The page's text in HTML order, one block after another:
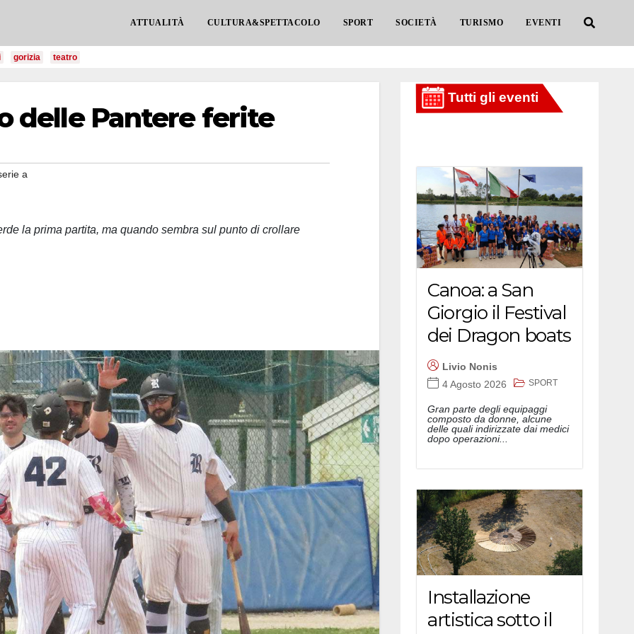
ATTUALITÀ CULTURA&SPETTACOLO SPORT SOCIETÀ TURISMO EVENTI
gorizia teatro
delle Pantere ferite
a
la prima partita, ma quando sembra sul punto di crollare
Canoa: a San
Giorgio il Festival
dei Dragon boats
Livio Nonis
4 Agosto 2026
SPORT
Gran parte degli equipaggi
composto da donne, alcune
delle quali indirizzate dai medici
dopo operazioni...
Installazione
artistica sotto il